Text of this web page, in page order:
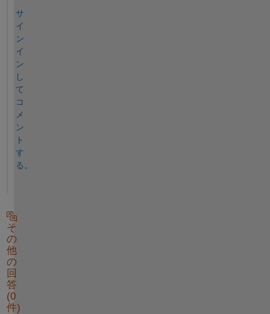
サ
イ
ン
イ
ン
し
て
コ
メ
ン
ト
す
る。
そ
の
他
の
回
答
(0
件)